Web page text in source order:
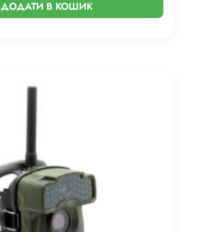
ДОДАТИ В КОШИК